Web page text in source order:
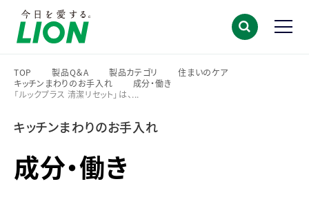
TOP
>
製品Q＆A
>
製品カテゴリ
>
住まいのケア
キッチンまわりのお手入れ
>
成分・働き
「ルックプラス 清潔リセット」は、...
キッチンまわりのお手入れ
成分・働き